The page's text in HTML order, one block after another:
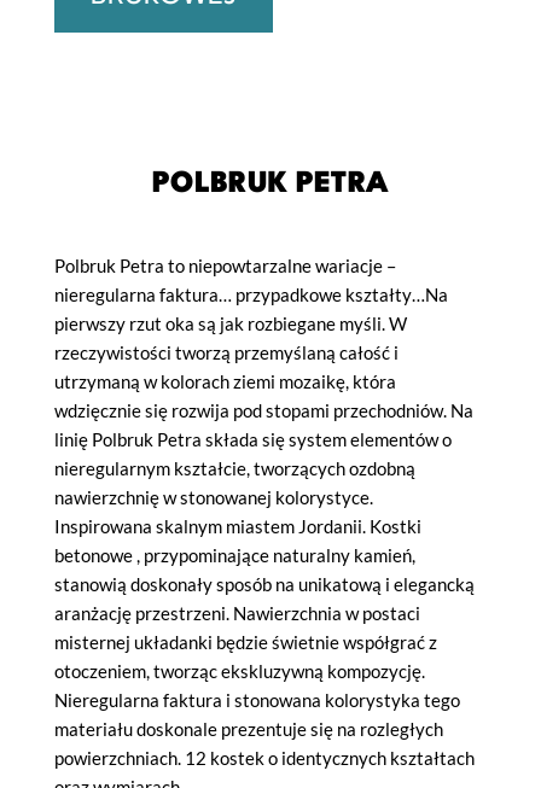
POLBRUK PETRA
Polbruk Petra to niepowtarzalne wariacje –
nieregularna faktura… przypadkowe kształty…Na
pierwszy rzut oka są jak rozbiegane myśli. W
rzeczywistości tworzą przemyślaną całość i
utrzymaną w kolorach ziemi mozaikę, która
wdzięcznie się rozwija pod stopami przechodniów. Na
linię Polbruk Petra składa się system elementów o
nieregularnym kształcie, tworzących ozdobną
nawierzchnię w stonowanej kolorystyce.
Inspirowana skalnym miastem Jordanii. Kostki
betonowe , przypominające naturalny kamień,
stanowią doskonały sposób na unikatową i elegancką
aranżację przestrzeni. Nawierzchnia w postaci
misternej układanki będzie świetnie współgrać z
otoczeniem, tworząc ekskluzywną kompozycję.
Nieregularna faktura i stonowana kolorystyka tego
materiału doskonale prezentuje się na rozległych
powierzchniach. 12 kostek o identycznych kształtach